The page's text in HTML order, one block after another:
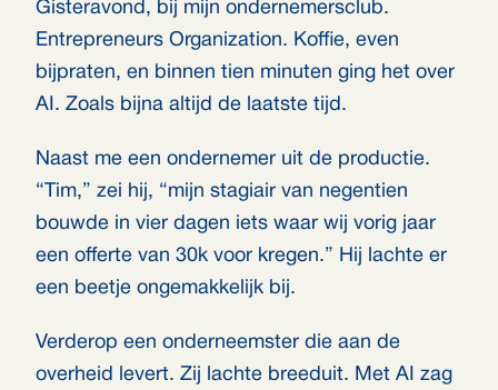
Gisteravond, bij mijn ondernemersclub.
Entrepreneurs Organization. Koffie, even
bijpraten, en binnen tien minuten ging het over
AI. Zoals bijna altijd de laatste tijd.
Naast me een ondernemer uit de productie.
“Tim,” zei hij, “mijn stagiair van negentien
bouwde in vier dagen iets waar wij vorig jaar
een offerte van 30k voor kregen.” Hij lachte er
een beetje ongemakkelijk bij.
Verderop een onderneemster die aan de
overheid levert. Zij lachte breeduit. Met AI zag